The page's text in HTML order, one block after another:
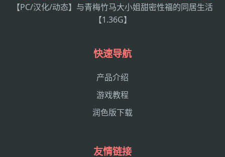
【PC/汉化/动态】与青梅竹马大小姐甜密性福的同居生活
【1.36G】
快速导航
产品介绍
游戏教程
润色版下载
友情链接